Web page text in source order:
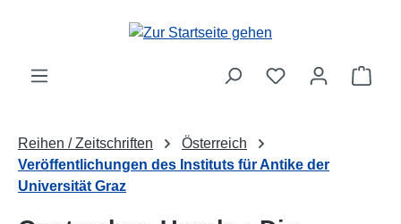
Zum Hauptinhalt springen
Reihen / Zeitschriften
Österreich
Veröffentlichungen des Instituts für Antike der
Universität Graz